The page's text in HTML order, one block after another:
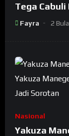
Tega
Fayra 2
Nasional
Yakuza